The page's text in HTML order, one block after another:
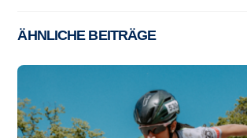
ÄHNLICHE BEITRÄGE